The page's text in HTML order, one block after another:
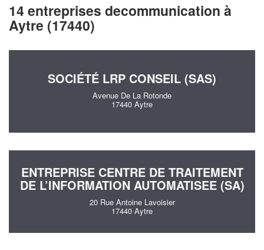
14 entreprises decommunication à
Aytre (17440)
SOCIÉTÉ LRP CONSEIL (SAS)
Avenue De La Rotonde
17440 Aytre
ENTREPRISE CENTRE DE TRAITEMENT
DE L’INFORMATION AUTOMATISEE (SA)
20 Rue Antoine Lavoisier
17440 Aytre